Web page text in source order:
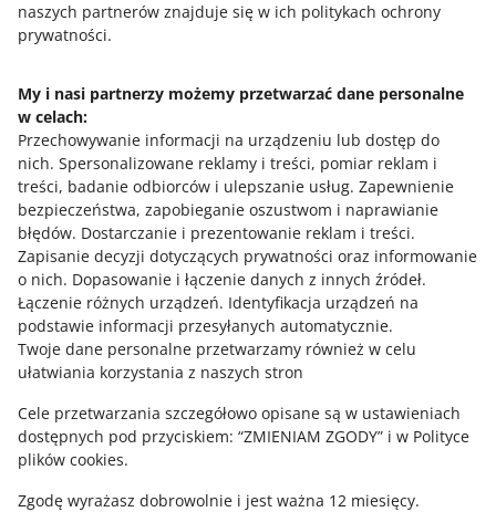
naszych partnerów znajduje się w ich politykach ochrony
prywatności.
My i nasi partnerzy możemy przetwarzać dane personalne
w celach:
Przechowywanie informacji na urządzeniu lub dostęp do
nich. Spersonalizowane reklamy i treści, pomiar reklam i
treści, badanie odbiorców i ulepszanie usług. Zapewnienie
bezpieczeństwa, zapobieganie oszustwom i naprawianie
błędów. Dostarczanie i prezentowanie reklam i treści.
Zapisanie decyzji dotyczących prywatności oraz informowanie
o nich. Dopasowanie i łączenie danych z innych źródeł.
Łączenie różnych urządzeń. Identyfikacja urządzeń na
podstawie informacji przesyłanych automatycznie.
Twoje dane personalne przetwarzamy również w celu
ułatwiania korzystania z naszych stron
Cele przetwarzania szczegółowo opisane są w ustawieniach
dostępnych pod przyciskiem: “ZMIENIAM ZGODY” i w Polityce
plików cookies.
Zgodę wyrażasz dobrowolnie i jest ważna 12 miesięcy.
Potrzebujesz pomocy?
Skontaktuj się z nami
Zapytaj społeczność
Zajrzyj na Allegro Gadane